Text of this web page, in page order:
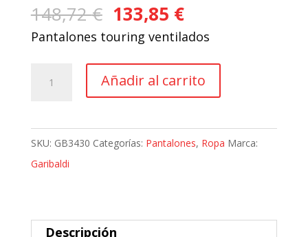
148,72€ El
precio
era:
148,72 €.
133,85 €El
precio
es:
133,85 €.
Pantalones touring ventilados
Cool
cantidad
Añadir al carrito
SKU: GB3430 Categorías: Pantalones, Ropa Marca:
Garibaldi
Descripción